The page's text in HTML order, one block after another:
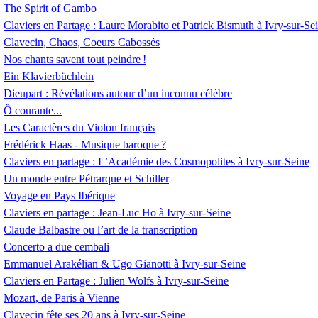
The Spirit of Gambo
Claviers en Partage : Laure Morabito et Patrick Bismuth à Ivry-sur-
Clavecin, Chaos, Coeurs Cabossés
Nos chants savent tout peindre !
Ein Klavierbüchlein
Dieupart : Révélations autour d’un inconnu célèbre
Ô courante...
Les Caractères du Violon français
Frédérick Haas - Musique baroque?
Claviers en partage : L’Académie des Cosmopolites à Ivry-sur-Seine
Un monde entre Pétrarque et Schiller
Voyage en Pays Ibérique
Claviers en partage : Jean-Luc Ho à Ivry-sur-Seine
Claude Balbastre ou l’art de la transcription
Concerto a due cembali
Emmanuel Arakélian & Ugo Gianotti à Ivry-sur-Seine
Claviers en Partage : Julien Wolfs à Ivry-sur-Seine
Mozart, de Paris à Vienne
Clavecin fête ses 20 ans à Ivry-sur-Seine